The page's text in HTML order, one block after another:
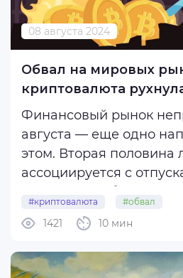
08 августа 2024
Обвал на мировых
криптовалюта
Финансовый рынок
августа — еще одно
этом. Вторая половина
ассоциируется с
и на динамику акций, а
сентябре всегда
на бирже. А если к
добавить
#криптовалюта #обвал
10 мин
1421